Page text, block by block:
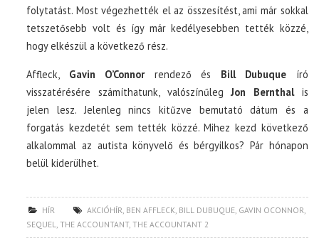
folytatást. Most végezhették el az összesítést, ami már sokkal
tetszetősebb volt és így már kedélyesebben tették közzé,
hogy elkészül a következő rész.
Affleck, Gavin O’Connorrendező és Bill Dubuque író
visszatérésére számíthatunk, valószínűlegJon Bernthalis
jelen lesz. Jelenleg nincs kitűzve bemutató dátum és a
forgatás kezdetét sem tették közzé. Mihez kezd következő
alkalommal az autista könyvelő és bérgyilkos? Pár hónapon
belül kiderülhet.
HÍR AKCIÓHÍR BEN AFFLECK BILL DUBUQUE GAVIN OCONNOR
SEQUEL ,THE ACCOUNTANT,THE ACCOUNTANT 2